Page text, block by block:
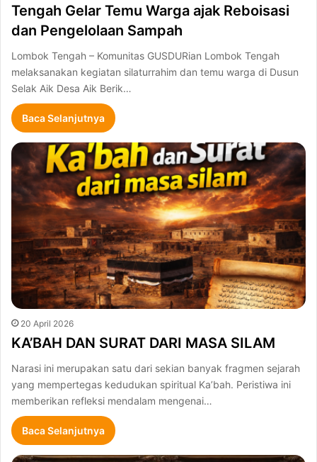
Tengah Gelar Temu Warga ajak Reboisasi
dan Pengelolaan Sampah
Lombok Tengah – Komunitas GUSDURian Lombok Tengah
melaksanakan kegiatan silaturrahim dan temu warga di Dusun
Selak Aik Desa Aik Berik…
Baca Selanjutnya
20 April 2026
KA’BAH DAN SURAT DARI MASA SILAM
Narasi ini merupakan satu dari sekian banyak fragmen sejarah
yang mempertegas kedudukan spiritual Ka’bah. Peristiwa ini
memberikan refleksi mendalam mengenai…
Baca Selanjutnya